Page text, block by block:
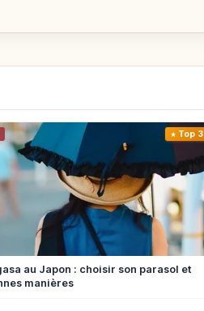
Top 3
au Japon : choisir son parasol et
manières